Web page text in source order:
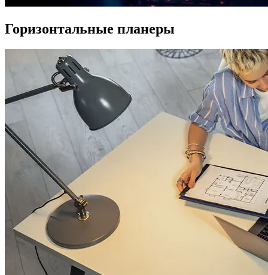
Горизонтальные планеры